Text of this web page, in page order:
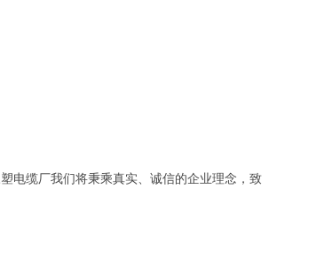
电缆厂我们将秉乘真实、诚信的企业理念，致